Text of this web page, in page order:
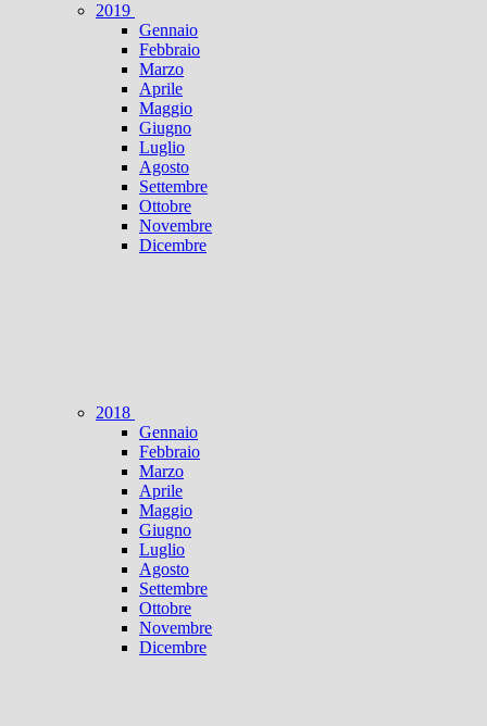
2019
Gennaio
Febbraio
Marzo
Aprile
Maggio
Giugno
Luglio
Agosto
Settembre
Ottobre
Novembre
Dicembre
2018
Gennaio
Febbraio
Marzo
Aprile
Maggio
Giugno
Luglio
Agosto
Settembre
Ottobre
Novembre
Dicembre